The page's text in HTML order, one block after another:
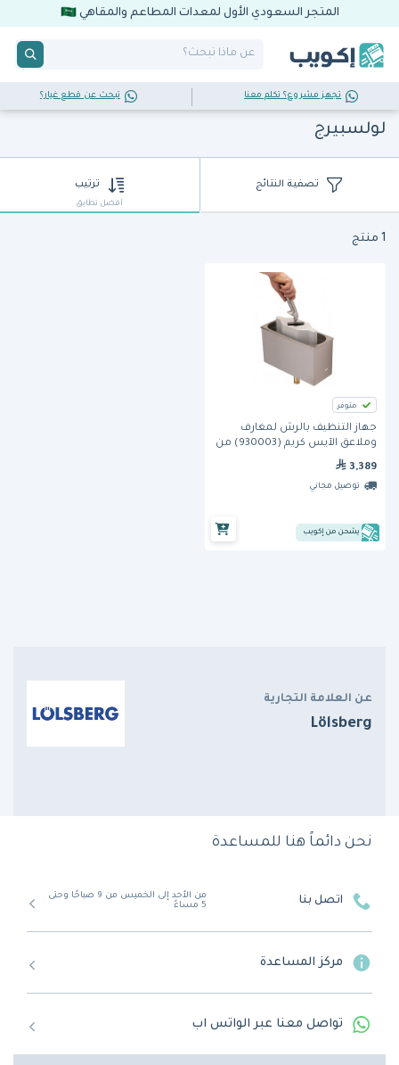
المتجر السعودي الأول لمعدات المطاعم والمقاهي
تجهز مشروع؟ تكلم معنا تبحث عن قطع غيار؟
لولسبيرج
تصفية النتائج ترتيب
أفضل تطابق
1 منتج
متوفر
جهاز التنظيف بالرش لمغارف
وملاعق الآيس كريم (930003) من
لولزبرج
3,389
توصيل مجاني
يشحن من إكويب
عن العلامة التجارية
Lölsberg
نحن دائماً هنا للمساعدة
اتصل بنا
من الأحد إلى الخميس من 9 صباحًا وحتى
5 مساءً
مركز المساعدة
تواصل معنا عبر الواتس اب